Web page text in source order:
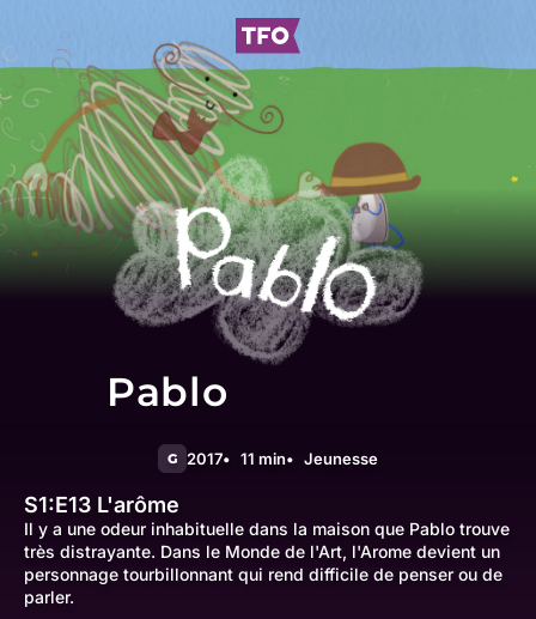
Pablo
G 2017 11 min Jeunesse
S1:E13 L'arôme
Il y a une odeur inhabituelle dans la maison que Pablo trouve
très distrayante. Dans le Monde de l'Art, l'Arome devient un
personnage tourbillonnant qui rend difficile de penser ou de
parler.